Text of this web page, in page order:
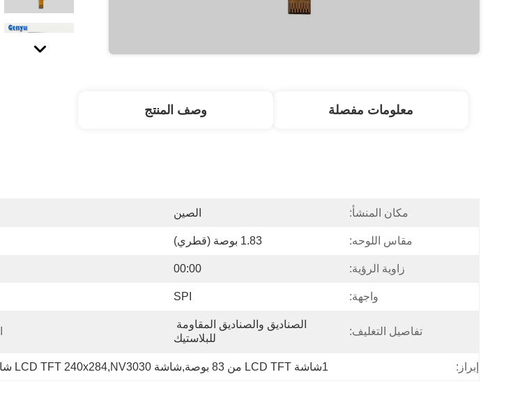
معلومات مفصلة وصف المنتج
مكان المنشأ: الصين
مقاس اللوحه: 1.83 بوصة (قطري)
زاوية الرؤية: 00:00
واجهة: SPI
تفاصيل التغليف:
للبلاستيك
إبراز: 1شاشة LCD TFT من 83 بوصة,شاشة LCD TFT 240x284,NV3030 شاشة صغيرة